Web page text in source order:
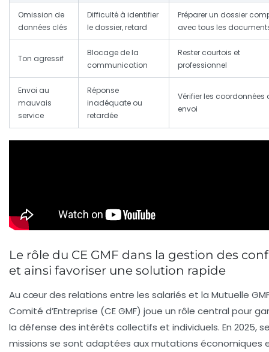
Omission de
données clés
Difficulté à identifier
le dossier, retard
Préparer un dossier
avec tous les
Ton agressif
Blocage de la
communication
Rester courtois et
professionnel
Envoi au
mauvais
service
Réponse
inadéquate ou
retardée
Vérifier les coordonnées
envoi
Le rôle du CE GMF dans la gestion des
et ainsi favoriser une solution rapide
Au cœur des relations entre les salariés et la Mutuelle
Comité d’Entreprise (CE GMF) joue un rôle central pour
la défense des intérêts collectifs et individuels. En 2025,
missions se sont adaptées aux mutations économiques